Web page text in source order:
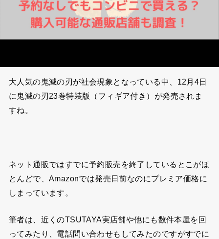
大人気の鬼滅の刃が社会現象となっている中、12月4日
に鬼滅の刃23巻特装版（フィギア付き）が発売されま
すね。
ネット通販ではすでに予約販売を終了しているとこがほ
とんどで、Amazonでは発売日前なのにプレミア価格に
しまっています。
筆者は、近くのTSUTAYA実店舗や他にも数件本屋を回
ってみたり、電話問い合わせもしてみたのですがすでに